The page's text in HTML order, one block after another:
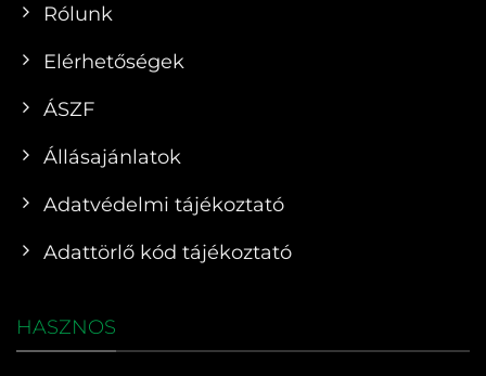
Rólunk
Elérhetőségek
ÁSZF
Állásajánlatok
Adatvédelmi tájékoztató
Adattörlő kód tájékoztató
HASZNOS